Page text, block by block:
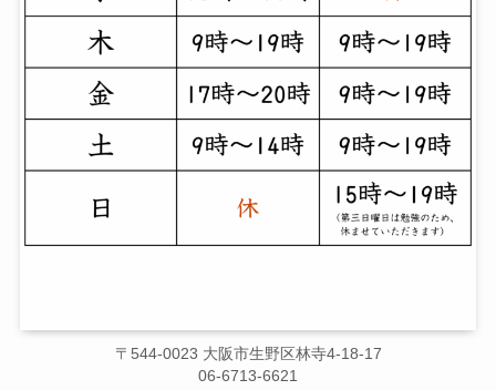
〒544-0023 大阪市生野区林寺4-18-17
06-6713-6621